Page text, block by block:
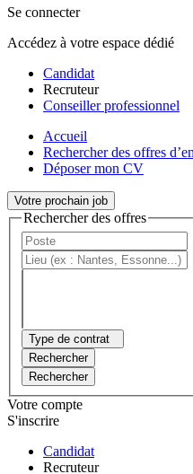
Se connecter
Accédez à votre espace dédié
Candidat
Recruteur
Conseiller professionnel
Accueil
Rechercher des offres
Déposer mon CV
Votre prochain job
Rechercher des offres
Type de contrat
Rechercher
Rechercher
Votre compte
S'inscrire
Candidat
Recruteur